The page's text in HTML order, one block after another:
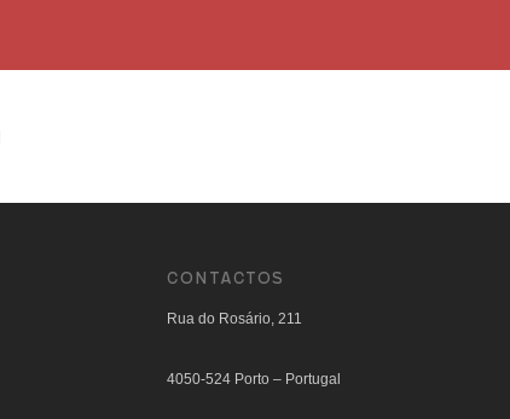
CONTACTOS
Rua do Rosário, 211
4050-524 Porto – Portugal